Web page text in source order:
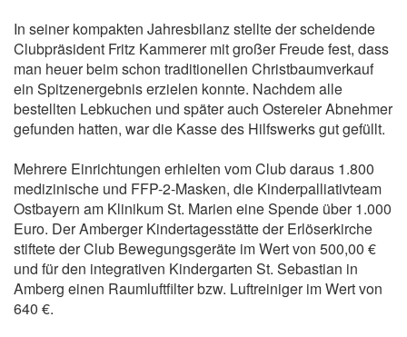
In seiner kompakten Jahresbilanz stellte der scheidende
Clubpräsident Fritz Kammerer mit großer Freude fest, dass
man heuer beim schon traditionellen Christbaumverkauf
ein Spitzenergebnis erzielen konnte. Nachdem alle
bestellten Lebkuchen und später auch Ostereier Abnehmer
gefunden hatten, war die Kasse des Hilfswerks gut gefüllt.
Mehrere Einrichtungen erhielten vom Club daraus 1.800
medizinische und FFP-2-Masken, die Kinderpalliativteam
Ostbayern am Klinikum St. Marien eine Spende über 1.000
Euro. Der Amberger Kindertagesstätte der Erlöserkirche
stiftete der Club Bewegungsgeräte im Wert von 500,00 €
und für den integrativen Kindergarten St. Sebastian in
Amberg einen Raumluftfilter bzw. Luftreiniger im Wert von
640 €.